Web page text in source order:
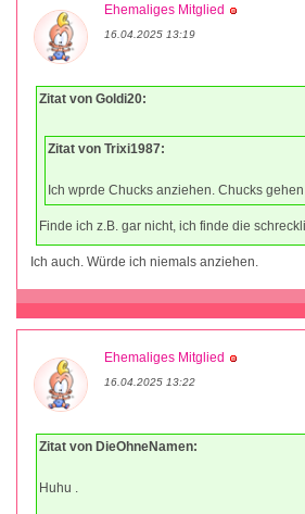
Ehemaliges Mitglied
16.04.2025 13:19
Zitat von Goldi20:
Zitat von Trixi1987:
Ich wprde Chucks anziehen. Chucks
Finde ich z.B. gar nicht, ich finde die
Ich auch. Würde ich niemals anziehen.
Ehemaliges Mitglied
16.04.2025 13:22
Zitat von DieOhneNamen:
Huhu .